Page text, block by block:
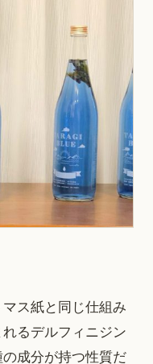
ス紙と同じ仕組み
るデルフィニジン
成分が持つ性質だ